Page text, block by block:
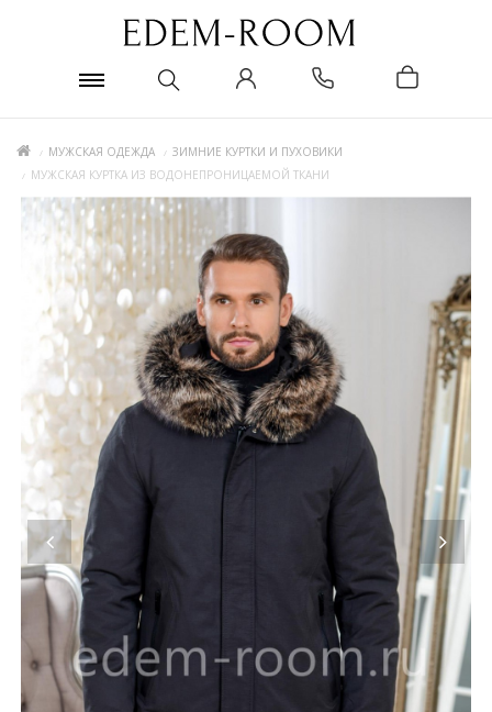
МУЖСКАЯ ОДЕЖДА
ЗИМНИЕ КУРТКИ И ПУХОВИКИ
МУЖСКАЯ КУРТКА ИЗ ВОДОНЕПРОНИЦАЕМОЙ ТКАНИ